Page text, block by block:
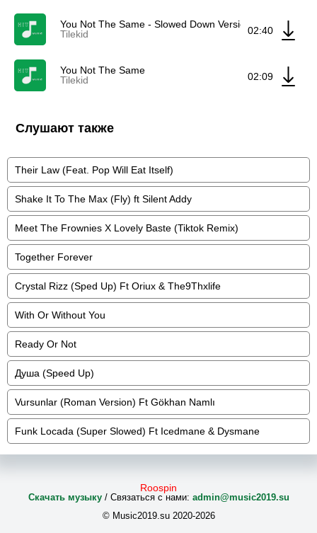
You Not The Same - Slowed Down Version
Tilekid
02:40
You Not The Same
Tilekid
02:09
Слушают также
Their Law (Feat. Pop Will Eat Itself)
Shake It To The Max (Fly) ft Silent Addy
Meet The Frownies X Lovely Baste (Tiktok Remix)
Together Forever
Crystal Rizz (Sped Up) Ft Oriux & The9Thxlife
With Or Without You
Ready Or Not
Душа (Speed Up)
Vursunlar (Roman Version) Ft Gökhan Namlı
Funk Locada (Super Slowed) Ft Icedmane & Dysmane
Roospin
Скачать музыку/ Связаться с нами: admin@music2019.su
© Music2019.su 2020-2026